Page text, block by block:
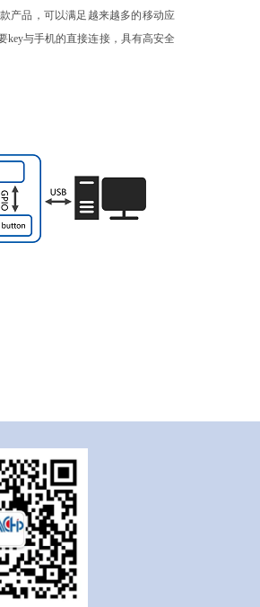
产品，可以满足越来越多的移动应
key与手机的直接连接，具有高安全